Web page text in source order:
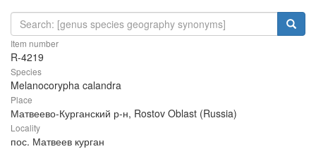
Item number
R-4219
Species
Melanocorypha calandra
Place
Матвеево-Курганский р-н, Rostov Oblast (Russia)
Locality
пос. Матвеев курган